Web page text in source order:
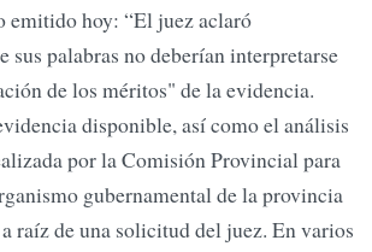
emitido hoy: “El juez aclaró
sus palabras no deberían interpretarse
de los méritos" de la evidencia.
disponible, así como el análisis
por la Comisión Provincial para
gubernamental de la provincia
raíz de una solicitud del juez. En varios